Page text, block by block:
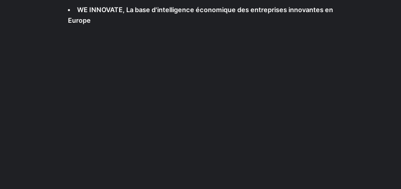
WE INNOVATE, La base d'intelligence économique des entreprises innovantes en
Europe